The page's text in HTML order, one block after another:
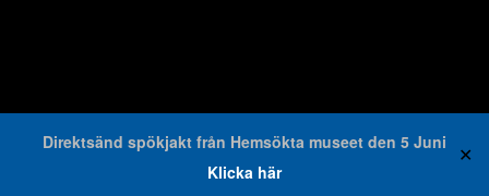
Direktsänd spökjakt från Hemsökta museet den 5 Juni
Klicka här
✕